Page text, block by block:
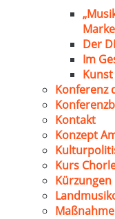
Der
Im
Konferenz
Kontakt
Konzept
Kurs